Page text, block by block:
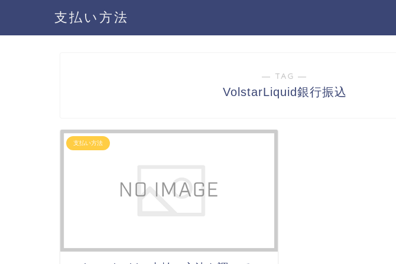
支払い方法
― TAG ―
VolstarLiquid銀行振込
支払い方法